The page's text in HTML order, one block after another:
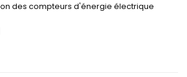
des compteurs d'énergie électrique